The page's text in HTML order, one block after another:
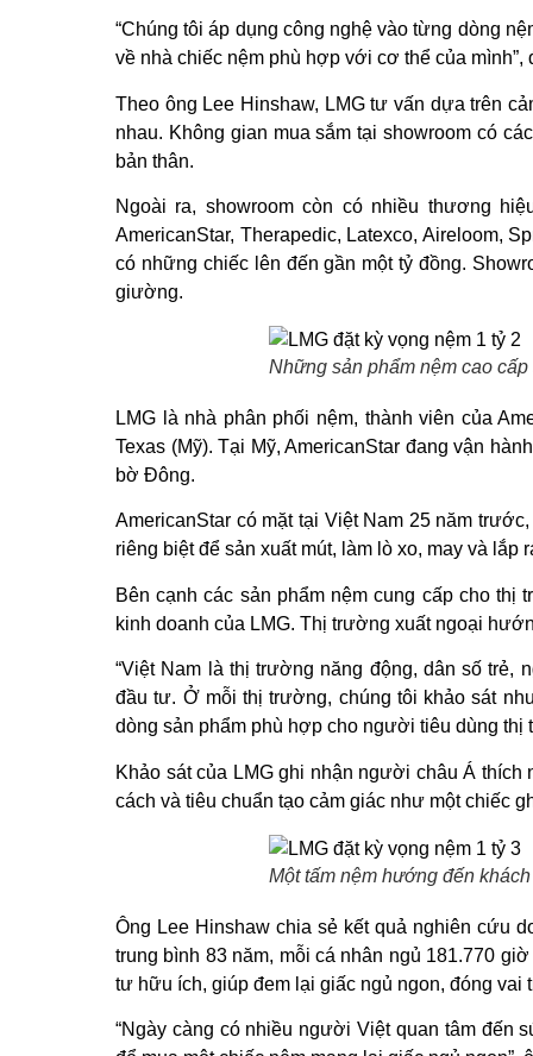
“Chúng tôi áp dụng công nghệ vào từng dòng
về nhà chiếc nệm phù hợp với cơ thể của mình”,
Theo ông Lee Hinshaw, LMG tư vấn dựa trên
nhau. Không gian mua sắm tại showroom có
bản thân.
Ngoài ra, showroom còn có nhiều thương
AmericanStar, Therapedic, Latexco, Aireloom,
có những chiếc lên đến gần một tỷ đồng.
giường.
Những sản phẩm nệm cao
LMG là nhà phân phối nệm, thành viên của
Texas (Mỹ). Tại Mỹ, AmericanStar đang vận
bờ Đông.
AmericanStar có mặt tại Việt Nam 25 năm
riêng biệt để sản xuất mút, làm lò xo, may và lắp
Bên cạnh các sản phẩm nệm cung cấp cho thị
kinh doanh của LMG. Thị trường xuất ngoại
“Việt Nam là thị trường năng động, dân số
đầu tư. Ở mỗi thị trường, chúng tôi khảo sát
dòng sản phẩm phù hợp cho người tiêu dùng thị
Khảo sát của LMG ghi nhận người châu Á thích
cách và tiêu chuẩn tạo cảm giác như một chiếc
Một tấm nệm hướng đến
Ông Lee Hinshaw chia sẻ kết quả nghiên cứu
trung bình 83 năm, mỗi cá nhân ngủ 181.770
tư hữu ích, giúp đem lại giấc ngủ ngon, đóng
“Ngày càng có nhiều người Việt quan tâm đến